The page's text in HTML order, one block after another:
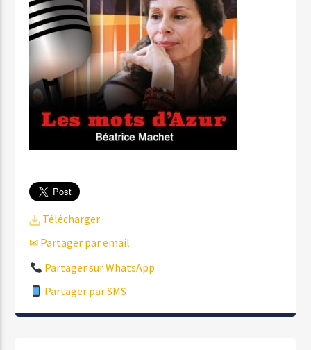
Télécharger
✉ Partager par email
Partager sur WhatsApp
Partager par SMS